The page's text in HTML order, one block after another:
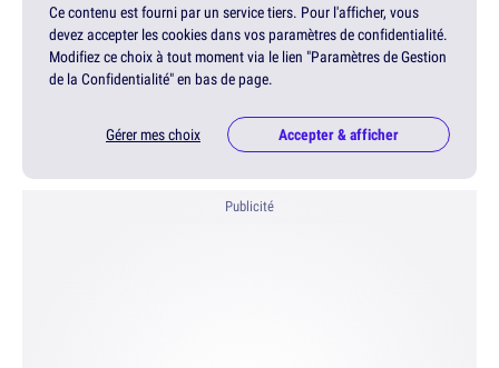
Ce contenu est fourni par un service tiers. Pour l'afficher, vous
devez accepter les cookies dans vos paramètres de confidentialité.
Modifiez ce choix à tout moment via le lien "Paramètres de Gestion
de la Confidentialité" en bas de page.
Gérer mes choix Accepter & afficher
Publicité